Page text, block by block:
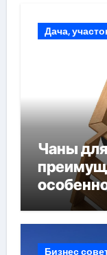
Дача,
Чаны
Бизнес